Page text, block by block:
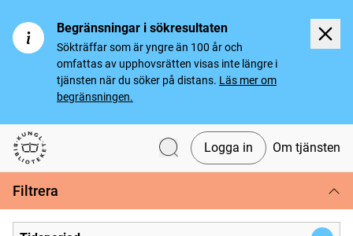
Begränsningar i sökresultaten
Sökträffar som är yngre än 100 år och
omfattas av upphovsrätten visas inte längre i
tjänsten när du söker på distans. Läs mer om
begränsningen.
Svenska tidningar
Logga in Om tjänsten
Filtrera